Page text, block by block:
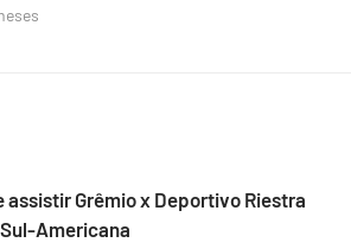
assistir Grêmio x Deportivo Riestra
Americana